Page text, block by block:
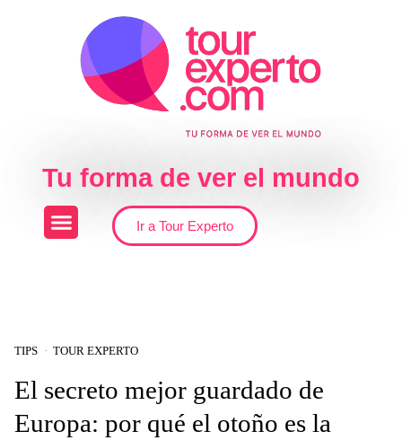
Tu forma de ver el mundo
Ir a Tour Experto
TIPS TOUR EXPERTO
El secreto mejor guardado de
Europa: por qué el otoño es la